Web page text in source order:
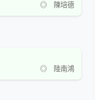
◎ 陳培德
◎ 陸南鴻